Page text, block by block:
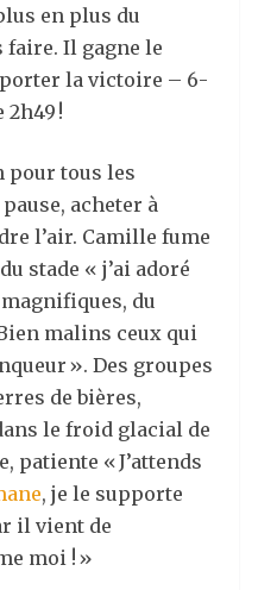
en plus du
faire. Il gagne le
la victoire – 6-
2h49 !
pour tous les
acheter à
l’air. Camille fume
stade « j’ai adoré
du
malins ceux qui
». Des groupes
de bières,
le froid glacial de
patiente « J’attends
, je le supporte
il vient de
moi ! »